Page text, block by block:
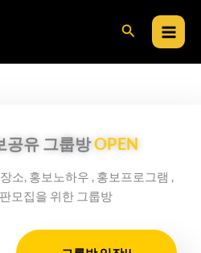
검
공유 그룹방OPEN
소, 홍보노하우 , 홍보프로그램 ,
모집을 위한 그룹방